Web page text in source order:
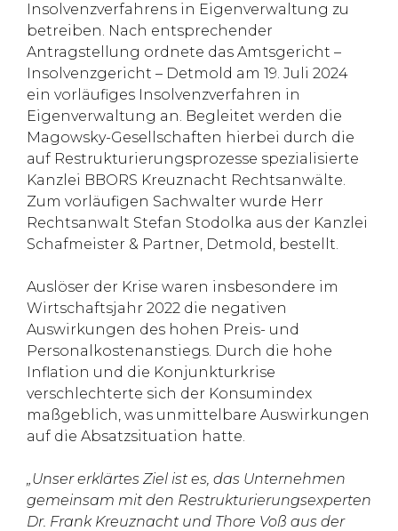
Insolvenzverfahrens in Eigenverwaltung zu
betreiben. Nach entsprechender
Antragstellung ordnete das Amtsgericht –
Insolvenzgericht – Detmold am 19. Juli 2024
ein vorläufiges Insolvenzverfahren in
Eigenverwaltung an. Begleitet werden die
Magowsky-Gesellschaften hierbei durch die
auf Restrukturierungsprozesse spezialisierte
Kanzlei BBORS Kreuznacht Rechtsanwälte.
Zum vorläufigen Sachwalter wurde Herr
Rechtsanwalt Stefan Stodolka aus der Kanzlei
Schafmeister & Partner, Detmold, bestellt.
Auslöser der Krise waren insbesondere im
Wirtschaftsjahr 2022 die negativen
Auswirkungen des hohen Preis- und
Personalkostenanstiegs. Durch die hohe
Inflation und die Konjunkturkrise
verschlechterte sich der Konsumindex
maßgeblich, was unmittelbare Auswirkungen
auf die Absatzsituation hatte.
„Unser erklärtes Ziel ist es, das Unternehmen
gemeinsam mit den Restrukturierungsexperten
Dr. Frank Kreuznacht und Thore Voß aus der